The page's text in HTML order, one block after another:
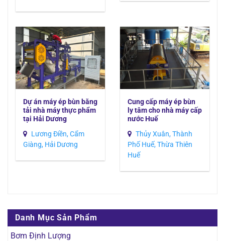
Dự án máy ép bùn băng
tải nhà máy thực phẩm
tại Hải Dương
Lương Điền, Cẩm
Giàng, Hải Dương
Cung cấp máy ép bùn
ly tâm cho nhà máy cấp
nước Huế
Thủy Xuân, Thành
Phố Huế, Thừa Thiên
Huế
Danh Mục Sản Phẩm
Bơm Định Lượng